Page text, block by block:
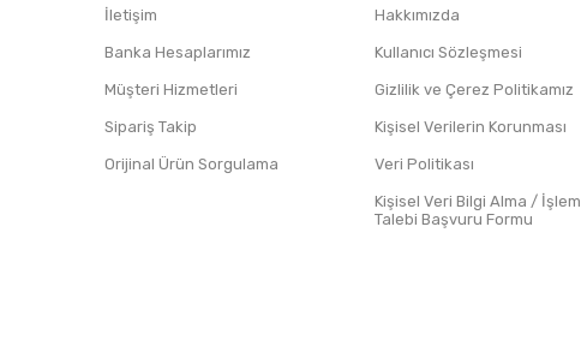
İletişim
Banka Hesaplarımız
Müşteri Hizmetleri
Sipariş Takip
Orijinal Ürün Sorgulama
Hakkımızda
Kullanıcı Sözleşmesi
Gizlilik ve Çerez Politikamız
Kişisel Verilerin Korunması
Veri Politikası
Kişisel Veri Bilgi Alma / İşlem
Talebi Başvuru Formu